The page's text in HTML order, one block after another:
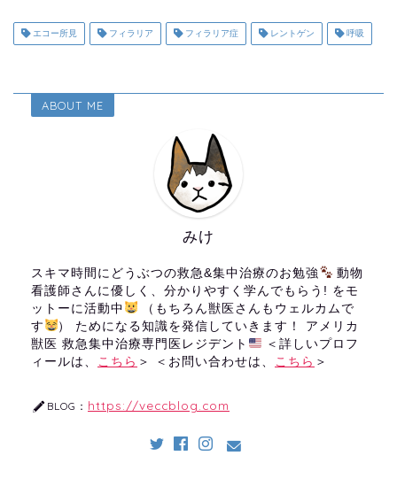
エコー所見 フィラリア フィラリア症 レントゲン 呼吸
ABOUT ME
みけ
スキマ時間にどうぶつの救急&集中治療のお勉強
動物
看護師さんに優しく、分かりやすく学んでもらう! をモ
ットーに活動中
（もちろん獣医さんもウェルカムで
す
） ためになる知識を発信していきます！ アメリカ
獣医 救急集中治療専門医レジデント
＜詳しいプロフ
ィールは、
こちら ＞ ＜お問い合わせは、 こちら ＞
BLOG： https://veccblog.com